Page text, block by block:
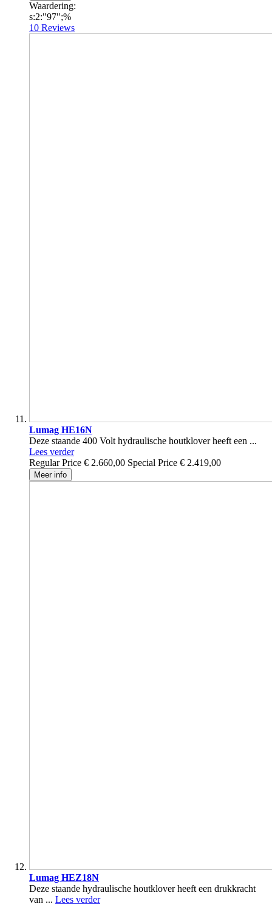
Waardering:
s:2:"97";%
10 Reviews
Lumag HE16N
Deze staande 400 Volt hydraulische houtklover heeft een ...
Lees verder
Regular Price € 2.660,00 Special Price € 2.419,00
Meer info
Lumag HEZ18N
Deze staande hydraulische houtklover heeft een drukkracht
van ... Lees verder